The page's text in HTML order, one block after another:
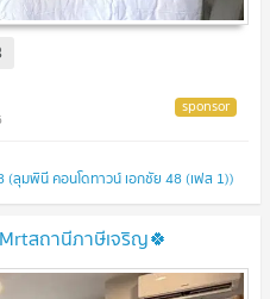
(ลุมพินี คอนโดทาวน์ เอกชัย 48 (เฟส 1))
Mrtสถานีภาษีเจริญ🍀